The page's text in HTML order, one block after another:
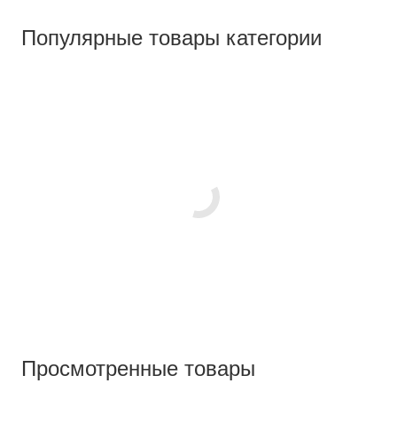
Популярные товары категории
Просмотренные товары